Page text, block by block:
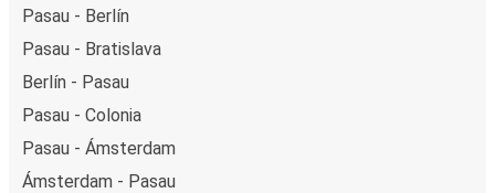
Pasau - Berlín
Pasau - Bratislava
Berlín - Pasau
Pasau - Colonia
Pasau - Ámsterdam
Ámsterdam - Pasau